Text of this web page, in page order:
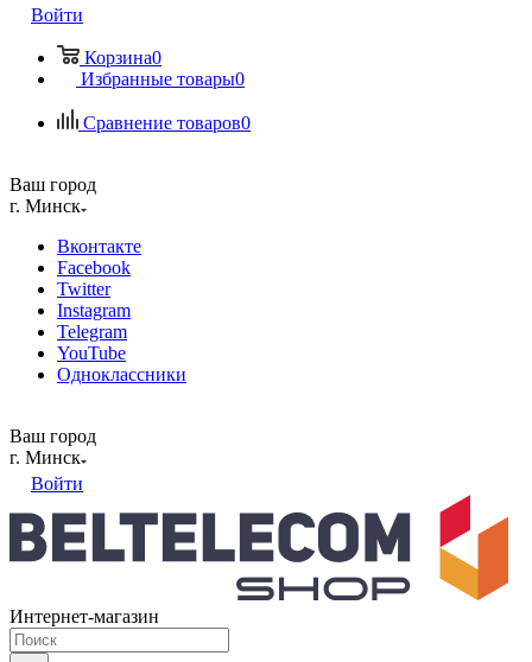
Войти
Корзина0
Избранные товары0
Сравнение товаров0
Ваш город
г. Минск
Вконтакте
Facebook
Twitter
Instagram
Telegram
YouTube
Одноклассники
Ваш город
г. Минск
Войти
Интернет-магазин